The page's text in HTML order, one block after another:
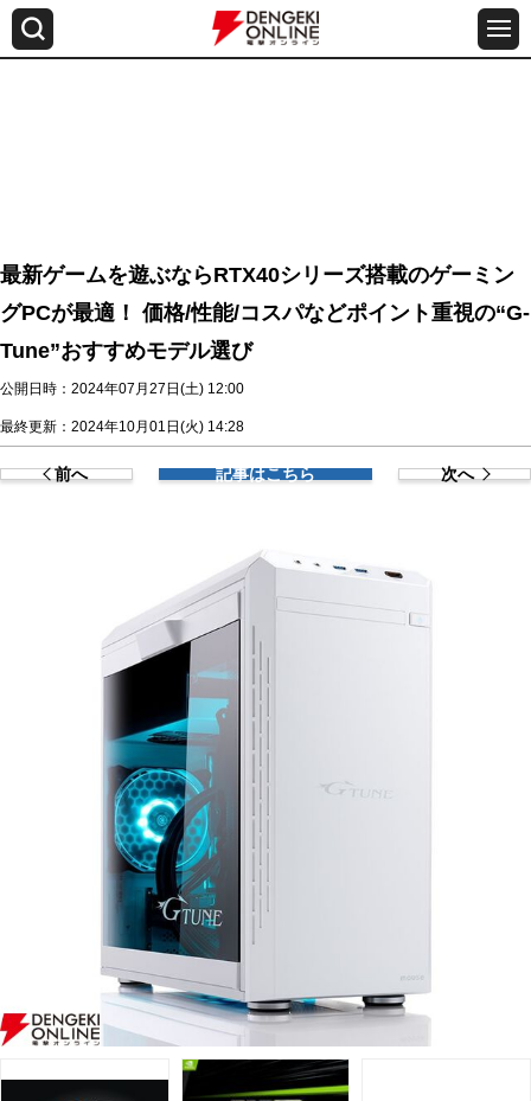
最新ゲームを遊ぶならRTX40シリーズ搭載のゲーミン
グPCが最適！ 価格/性能/コスパなどポイント重視の“G-
Tune”おすすめモデル選び
公開日時：2024年07月27日(土) 12:00
最終更新：2024年10月01日(火) 14:28
前へ 記事はこちら 次へ